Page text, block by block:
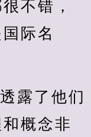
不错，
际名
露了他们
概念非